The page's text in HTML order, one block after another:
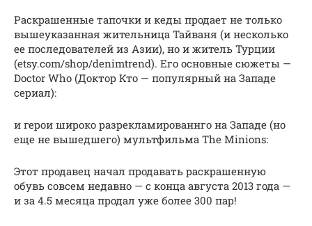
Раскрашенные тапочки и кеды продает не только
вышеуказанная жительница Тайваня (и несколько
ее последователей из Азии), но и житель Турции
(etsy.com/shop/denimtrend). Его основные сюжеты —
Doctor Who (Доктор Кто — популярный на Западе
сериал):
и герои широко разрекламированнго на Западе (но
еще не вышедшего) мультфильма The Minions:
Этот продавец начал продавать раскрашенную
обувь совсем недавно — с конца августа 2013 года —
и за 4.5 месяца продал уже более 300 пар!